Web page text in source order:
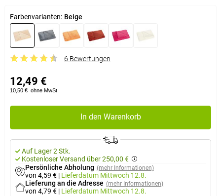
Farbenvarianten: Beige
6 Bewertungen
12,49 €
10,50 € ohne MwSt.
In den Warenkorb
Auf Lager 2 Stk.
Kostenloser Versand über 250,00 €
Persönliche Abholung (mehr Informationen)
von 4,59 € | Lieferdatum Mittwoch 12.8.
Lieferung an die Adresse (mehr Informationen)
von 4,79 € | Lieferdatum Mittwoch 12.8.